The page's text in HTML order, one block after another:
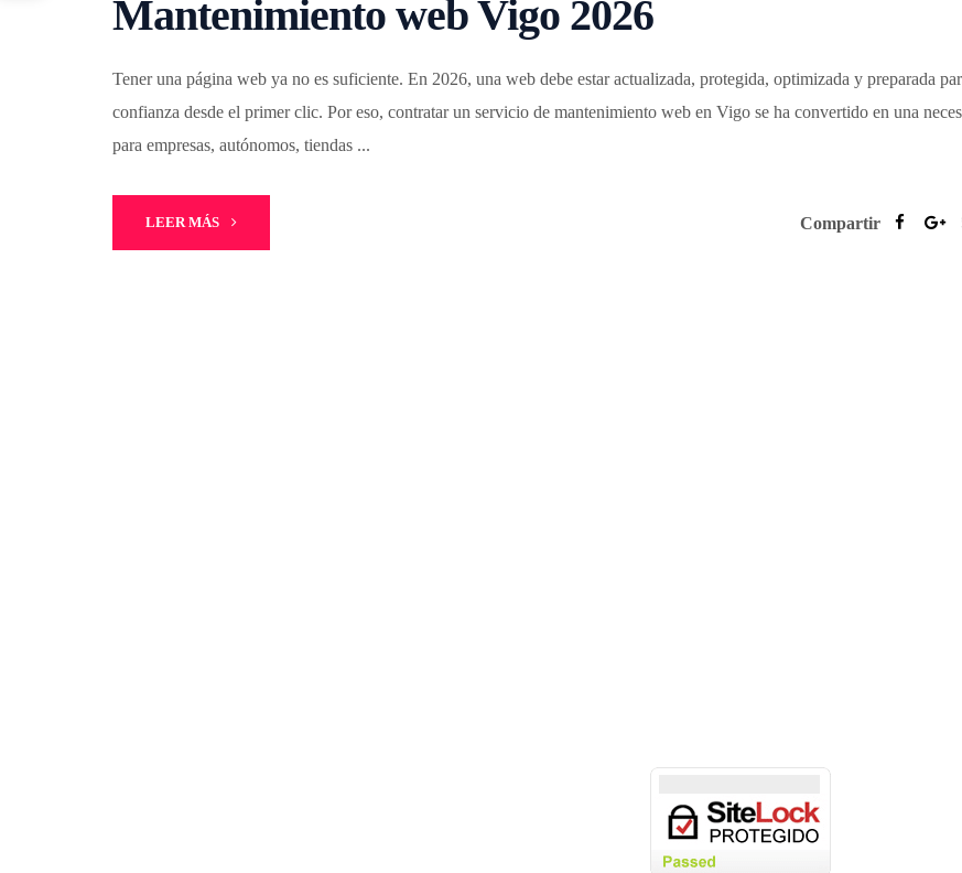
Mantenimiento web Vigo 2026
Tener una página web ya no es suficiente. En 2026, una web debe estar actualizada, protegida, optimizada y preparada
confianza desde el primer clic. Por eso, contratar un servicio de mantenimiento web en Vigo se ha convertido en una
para empresas, autónomos, tiendas ...
LEER MÁS Compartir